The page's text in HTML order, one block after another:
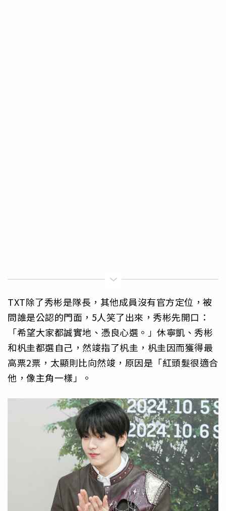
TXT除了秀彬是隊長，其他成員沒有官方定位，被
問誰是公認的門面，5人笑了出來，秀彬先開口：
「希望大家都誠實地、憑良心選。」休寧凱、秀彬
和杋圭都選自己，然竣指了杋圭，杋圭因而獲得最
高票2票，太顯則比向然竣，原因是「紅頭髮很適合
他，像主角一樣」。